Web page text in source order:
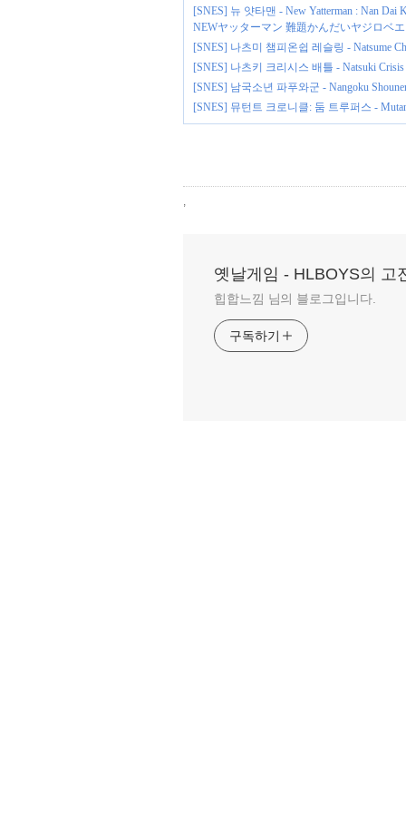
[SNES] 뉴 얏타맨 - New Yatterman : Nan
NEWヤッターマン 難題かんだいヤジロベエ
[SNES] 나츠미 챔피온쉽 레슬링 - Natsume
[SNES] 나츠키 크리시스 배틀 - Natsuki
[SNES] 남국소년 파푸와군 - Nangoku
[SNES] 뮤턴트 크로니클: 둠 트루퍼스 -
,
옛날게임 - HLBOYS의 고
힙합느낌 님의 블로그입니다.
구독하기